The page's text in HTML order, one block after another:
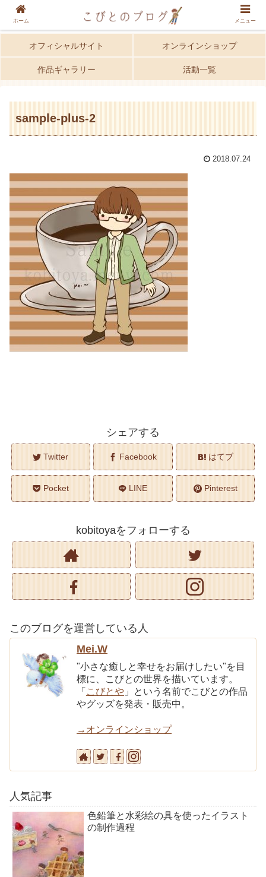
オフィシャルサイト オンラインショップ
作品ギャラリー 活動一覧
sample-plus-2
2018.07.24
シェアする
Twitter Facebook はてブ
Pocket LINE Pinterest
kobitoyaをフォローする
このブログを運営している人
Mei.W
"小さな癒しと幸せをお届けしたい"を目
標に、こびとの世界を描いています。
「こびとや 」という名前でこびとの作品
やグッズを発表・販売中。
→オンラインショップ
人気記事
色鉛筆と水彩絵の具を使ったイラスト
の制作過程
ホーム メニュー